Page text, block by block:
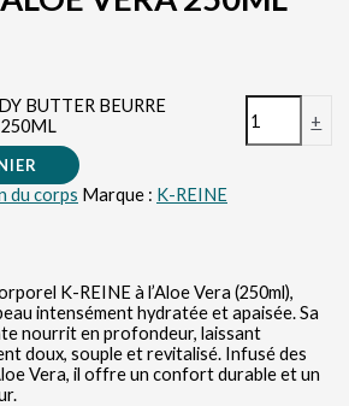
BUTTER BEURRE
250ML
+
du corps Marque : K-REINE
K-REINE à l’Aloe Vera (250ml),
intensément hydratée et apaisée. Sa
nourrit en profondeur, laissant
doux, souple et revitalisé. Infusé des
Vera, il offre un confort durable et un